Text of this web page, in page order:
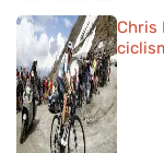
Chris